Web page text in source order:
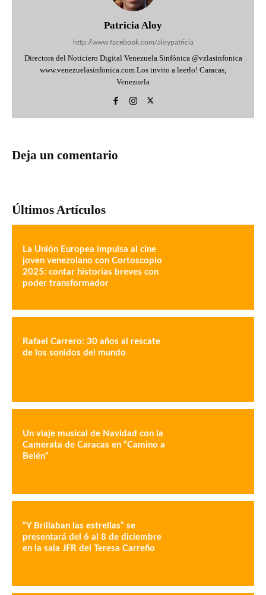
Patricia Aloy
http://www.facebook.com/aloypatricia
Directora del Noticiero Digital Venezuela Sinfónica @vzlasinfonica
www.venezuelasinfonica.com Los invito a leerlo! Caracas,
Venezuela
Deja un comentario
Últimos Artículos
La Unión Europea impulsa al cine
joven venezolano con Cortoscopio
2025: contar historias breves con
poder transformador
Rafael Carrero: 30 años al rescate
de los sonidos del mundo
Un viaje musical de Navidad con la
Camerata de Caracas en “Camino a
Belén”
“Y Brillaban las estrellas” se
presentará del 6 al 8 de diciembre
en la sala JFR del Teresa Carreño